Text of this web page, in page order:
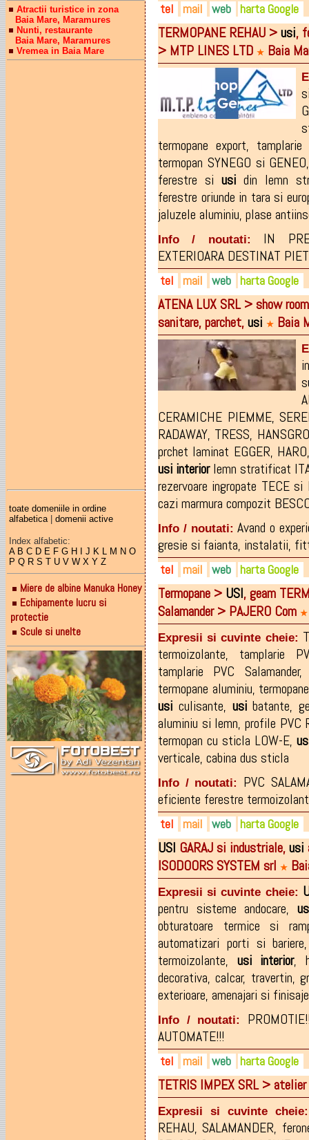
Atractii turistice in zona
Baia Mare, Maramures
Nunti, restaurante
Baia Mare, Maramures
Vremea in Baia Mare
toate domeniile in ordine
alfabetica| domenii active
Index alfabetic:
A B C D E F G H J K L M N O
P Q R S T U V W X Y Z
Miere de albine Manuka Honey
Echipamente lucru si
protectie
Scule si unelte
tel
0262-294903
0729-399458
0722-450047
mail
usi.agresana@yahoo.com
web
agresana.ro
agresana.romm.ro
agresana.romm.ro/
harta Google
TERMOPANE REHAU >usi,
> MTP LINES LTD ★ Baia
termopane export, tamplarie
termopan SYNEGO si GENEO
ferestre si usi din lemn
ferestre oriunde in tara si
jaluzele aluminiu, plase
Info / noutati: IN
EXTERIOARA DESTINAT
tel
0742-163.067
0757-461.980
0746-539.077
mail
mtpline@yahoo.com
office@mtplines.com
web
mtplines.com
mtpline.ro
facebook.com/
harta Google
ATENA LUX SRL > show
sanitare, parchet,usi ★ Baia
CERAMICHE PIEMME,
RADAWAY, TRESS,
prchet laminat EGGER, HARO
usi interiorlemn stratificat
rezervoare ingropate TECE si
cazi marmura compozit
Info / noutati:Avand o
gresie si faianta, instalatii,
tel
0747-080.829
0362-418.536
mail
office@atenalux.ro
atenalux.office@gmail.com
web
atenalux.ro
facebook.com/atenaluxbm
harta Google
Termopane > USI, geam
Salamander > PAJERO Com ★
Expresii si cuvinte cheie:
termoizolante, tamplarie
tamplarie PVC Salamander
termopane aluminiu,
usi culisante, usibatante,
aluminiu si lemn,profile PVC
termopan cu sticla LOW-E,
verticale, cabina dus sticla
Info / noutati: PVC
eficiente ferestre
tel
0730-330.909
0745-313.700
0730-330910
0362-806.484
mail
pajerocom@yahoo.com
pajeroint@yahoo.ro
web
pajeroint.ro
pajerobm.ro
facebook.com/pajeroint/
harta Google
USI GARAJ si industriale,usi
ISODOORS SYSTEM srl ★
Expresii si cuvinte cheie:
pentru sisteme andocare,
obturatoare termice si
automatizari porti si bariere
termoizolante, usi interior,
decorativa,calcar, travertin,
exterioare, amenajari si
Info / noutati:
AUTOMATE!!!
tel
0766-237.166
0721-666.613
mail
info@isodoors.ro
web
isodoors.ro
facebook.com/
harta Google
TETRIS IMPEX SRL >
Expresii si cuvinte cheie:
REHAU,SALAMANDER,